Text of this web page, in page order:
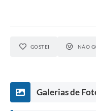
GOSTEI NÃO
Galerias de